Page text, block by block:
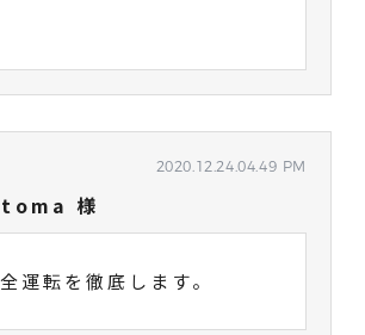
2020.12.24.04.49 PM
様
運転を徹底します。